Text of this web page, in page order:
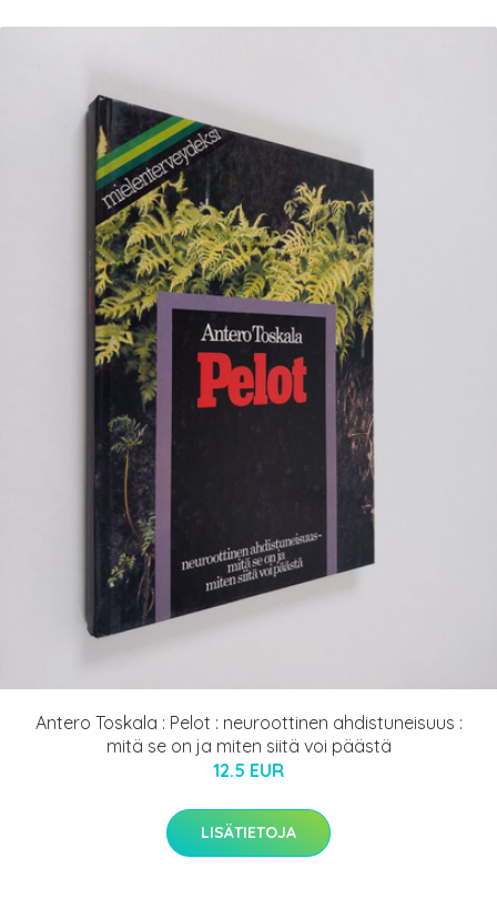
Antero Toskala : Pelot : neuroottinen ahdistuneisuus :
mitä se on ja miten siitä voi päästä
12.5 EUR
LISÄTIETOJA